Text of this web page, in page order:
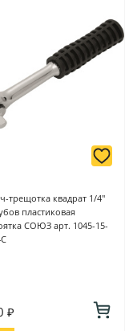
счет при
здесь - "Оплата"
трещотка квадрат 1/4"
пластиковая
СОЮЗ арт. 1045-15-
₽